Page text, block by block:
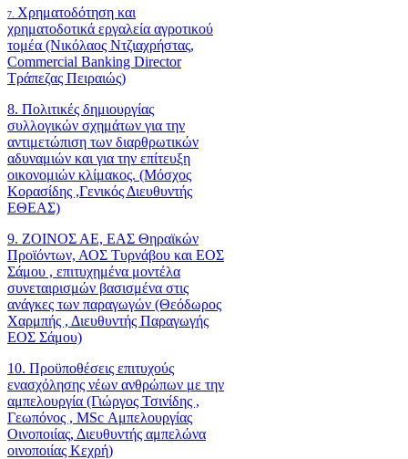
7. Χρηματοδότηση και
χρηματοδοτικά εργαλεία αγροτικού
τομέα (Νικόλαος Ντζιαχρήστας,
Commercial Banking Director
Τράπεζας Πειραιώς)
8. Πολιτικές δημιουργίας
συλλογικών σχημάτων για την
αντιμετώπιση των διαρθρωτικών
αδυναμιών και για την επίτευξη
οικονομιών κλίμακος. (Μόσχος
Κορασίδης ,Γενικός Διευθυντής
ΕΘΕΑΣ)
9. ΖΟΙΝΟΣ ΑΕ, ΕΑΣ Θηραϊκών
Προϊόντων, ΑΟΣ Τυρνάβου και ΕΟΣ
Σάμου , επιτυχημένα μοντέλα
συνεταιρισμών βασισμένα στις
ανάγκες των παραγωγών (Θεόδωρος
Χαρμπής , Διευθυντής Παραγωγής
ΕΟΣ Σάμου)
10. Προϋποθέσεις επιτυχούς
ενασχόλησης νέων ανθρώπων με την
αμπελουργία (Γιώργος Τσινίδης ,
Γεωπόνος , MSc Αμπελουργίας
Οινοποιίας, Διευθυντής αμπελώνα
οινοποιίας Κεχρή)